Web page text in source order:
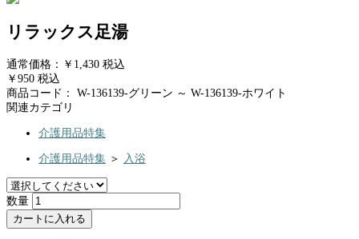
リラックス足湯
通常価格： ￥1,430 税込
￥950 税込
商品コード： W-136139-グリーン ～ W-136139-ホワイト
関連カテゴリ
介護用品特集
介護用品特集 ＞ 入浴
数量
カートに入れる